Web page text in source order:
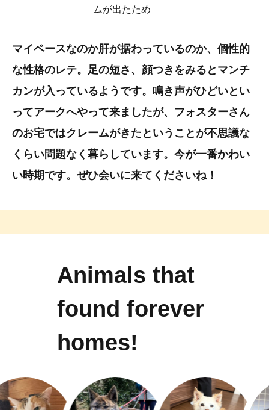
ムが出たため
マイペースなのか肝が据わっているのか、個性的
な性格のレテ。足の短さ、顔つきをみるとマンチ
カンが入っているようです。鳴き声がひどいとい
ってアークへやって来ましたが、フォスターさん
のお宅ではクレームがきたということが不思議な
くらい問題なく暮らしています。今が一番かわい
い時期です。ぜひ会いに来てくださいね！
Animals that
found forever
homes!